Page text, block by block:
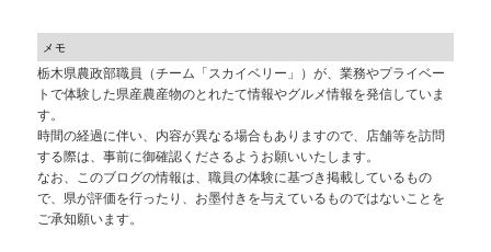
メモ
栃木県農政部職員（チーム「スカイベリー」）が、業務やプライベー
トで体験した県産農産物のとれたて情報やグルメ情報を発信していま
す。
時間の経過に伴い、内容が異なる場合もありますので、店舗等を訪問
する際は、事前に御確認くださるようお願いいたします。
なお、このブログの情報は、職員の体験に基づき掲載しているもの
で、県が評価を行ったり、お墨付きを与えているものではないことを
ご承知願います。